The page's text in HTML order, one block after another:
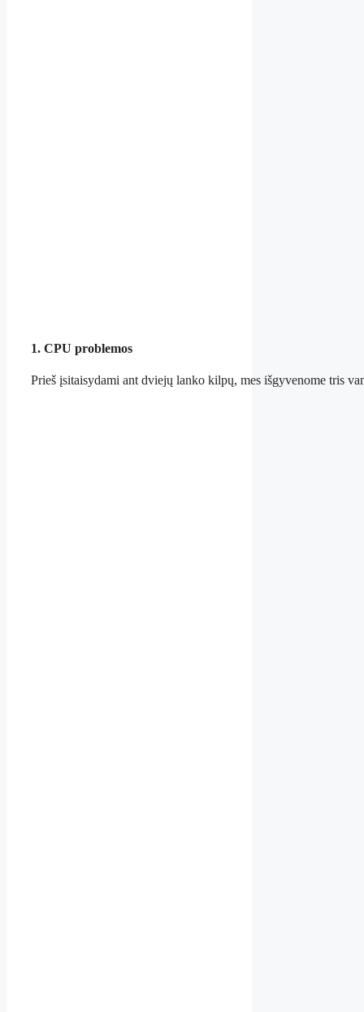
1. CPU problemos
Prieš įsitaisydami ant dviejų lanko kilpų, mes išgyvenome tris